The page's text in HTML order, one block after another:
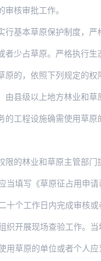
核审批工作。
基本草原保护制度，严
少占草原。严格执行
的，依照下列规定的权
县级以上地方林业和
工程设施确需使用草原
的林业和草原主管部门
填写《草原征占用申请
完成审核或者审批工作。二
场查验工作。当地县级以
草原的单位或者个人应